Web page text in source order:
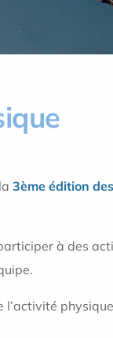
3ème édition
à des